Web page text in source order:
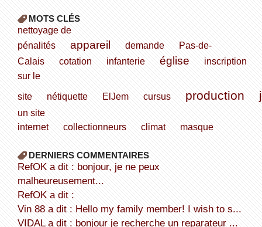
MOTS CLÉS
nettoyage de
pénalités
appareil demande
Pas-de-
Calais
cotation infanterie église
inscription
sur le
site
nétiquette ElJem cursus production
un site
internet
collectionneurs climat masque
DERNIERS COMMENTAIRES
refOK a dit : bonjour, je ne peux
malheureusement...
refOK a dit :
Vin 88 a dit : Hello my family member! I wish to s...
VIDAL a dit : bonjour je recherche un reparateur ...